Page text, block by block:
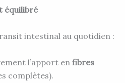
équilibré
intestinal au quotidien :
l’apport en fibres
complètes).